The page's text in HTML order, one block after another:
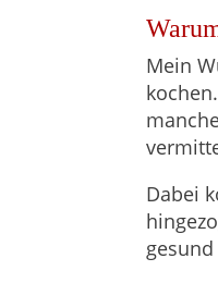
Mein
Dabei